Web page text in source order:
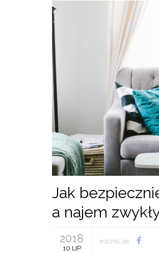
Jak
a najem
2018
10 LIP
PODZIEL SIĘ